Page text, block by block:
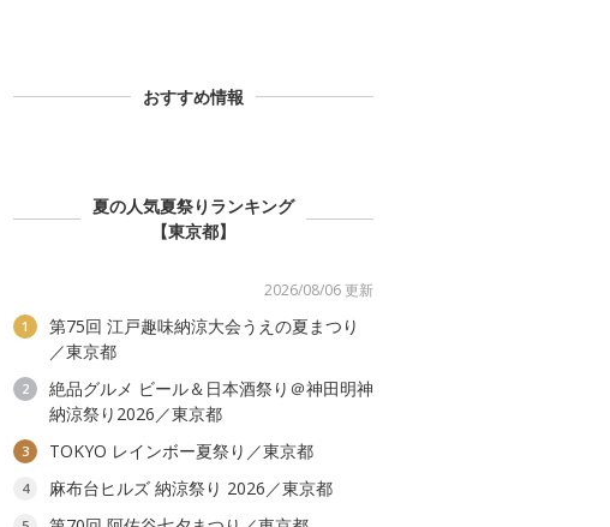
おすすめ情報
夏の人気夏祭りランキング
【東京都】
2026/08/06 更新
1
第75回 江戸趣味納涼大会うえの夏まつり
／東京都
2
絶品グルメ ビール＆日本酒祭り＠神田明神
納涼祭り2026／東京都
3 TOKYO レインボー夏祭り／東京都
4 麻布台ヒルズ 納涼祭り 2026／東京都